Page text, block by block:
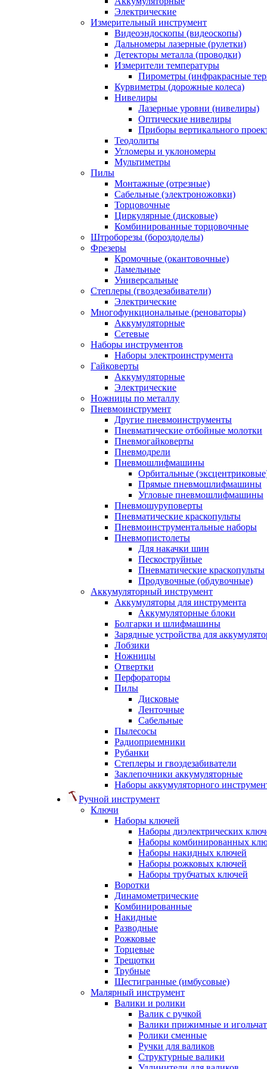
Электрические
Измерительный инструмент
Видеоэндоскопы (видеоскопы)
Дальномеры лазерные (рулетки)
Детекторы металла (проводки)
Измерители температуры
Пирометры (инфракрасные
Курвиметры (дорожные колеса)
Нивелиры
Лазерные уровни (нивелиры)
Оптические нивелиры
Приборы вертикального
Теодолиты
Угломеры и уклономеры
Мультиметры
Пилы
Монтажные (отрезные)
Сабельные (электроножовки)
Торцовочные
Циркулярные (дисковые)
Комбинированные торцовочные
Штроборезы (бороздоделы)
Фрезеры
Кромочные (окантовочные)
Ламельные
Универсальные
Степлеры (гвоздезабиватели)
Электрические
Многофункциональные (реноваторы)
Аккумуляторные
Сетевые
Наборы инструментов
Наборы электроинструмента
Гайковерты
Аккумуляторные
Электрические
Ножницы по металлу
Пневмоинструмент
Другие пневмоинструменты
Пневматические отбойные молотки
Пневмогайковерты
Пневмодрели
Пневмошлифмашины
Орбитальные
Прямые пневмошлифмашины
Угловые пневмошлифмашины
Пневмошуруповерты
Пневматические краскопульты
Пневмоинструментальные наборы
Пневмопистолеты
Для накачки шин
Пескоструйные
Пневматические краскопульты
Продувочные (обдувочные)
Аккумуляторный инструмент
Аккумуляторы для инструмента
Аккумуляторные блоки
Болгарки и шлифмашины
Зарядные устройства для
Лобзики
Ножницы
Отвертки
Перфораторы
Пилы
Дисковые
Ленточные
Сабельные
Пылесосы
Радиоприемники
Рубанки
Степлеры и гвоздезабиватели
Заклепочники аккумуляторные
Наборы аккумуляторного
Ручной инструмент
Ключи
Наборы ключей
Наборы диэлектрических
Наборы комбинированных
Наборы накидных ключей
Наборы рожковых ключей
Наборы трубчатых ключей
Воротки
Динамометрические
Комбинированные
Накидные
Разводные
Рожковые
Торцевые
Трещотки
Трубные
Шестигранные (имбусовые)
Малярный инструмент
Валики и ролики
Валик с ручкой
Валики прижимные и
Ролики сменные
Ручки для валиков
Структурные валики